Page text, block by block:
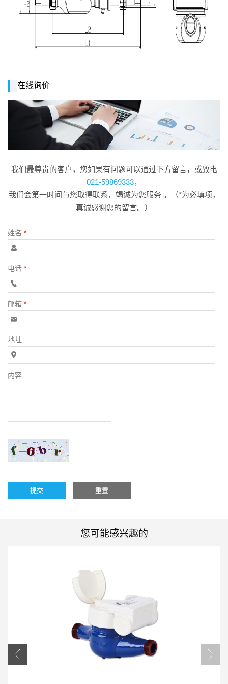
在线询价
我们最尊贵的客户，您如果有问题可以通过下方留言，或致电
021-59869333，
我们会第一时间与您取得联系，竭诚为您服务 。（*为必填项，
真诚感谢您的留言。）
姓名 *
电话 *
邮箱 *
地址
内容
提交 重置
您可能感兴趣的